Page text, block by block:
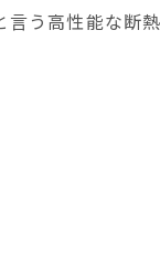
う高性能な断